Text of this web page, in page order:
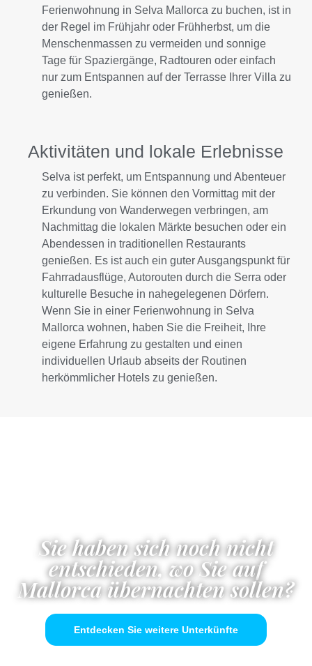
Ferienwohnung in Selva Mallorca zu buchen, ist in
der Regel im Frühjahr oder Frühherbst, um die
Menschenmassen zu vermeiden und sonnige
Tage für Spaziergänge, Radtouren oder einfach
nur zum Entspannen auf der Terrasse Ihrer Villa zu
genießen.
Aktivitäten und lokale Erlebnisse
Selva ist perfekt, um Entspannung und Abenteuer
zu verbinden. Sie können den Vormittag mit der
Erkundung von Wanderwegen verbringen, am
Nachmittag die lokalen Märkte besuchen oder ein
Abendessen in traditionellen Restaurants
genießen. Es ist auch ein guter Ausgangspunkt für
Fahrradausflüge, Autorouten durch die Serra oder
kulturelle Besuche in nahegelegenen Dörfern.
Wenn Sie in einer Ferienwohnung in Selva
Mallorca wohnen, haben Sie die Freiheit, Ihre
eigene Erfahrung zu gestalten und einen
individuellen Urlaub abseits der Routinen
herkömmlicher Hotels zu genießen.
Sie haben sich noch nicht
entschieden, wo Sie auf
Mallorca übernachten sollen?
Entdecken Sie weitere Unterkünfte